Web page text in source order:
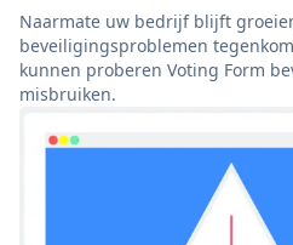
Naarmate uw bedrijf blijft
beveiligingsproblemen
kunnen proberen Voting Form
misbruiken.